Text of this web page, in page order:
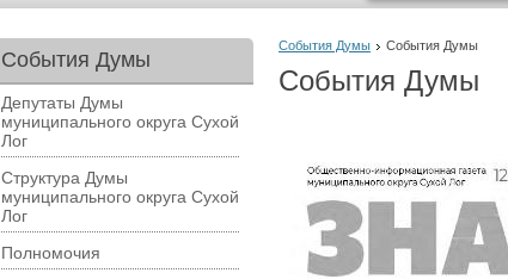
События Думы События Думы
События Думы
События Думы
Депутаты Думы
муниципального округа Сухой
Лог
Структура Думы
муниципального округа Сухой
Лог
Полномочия